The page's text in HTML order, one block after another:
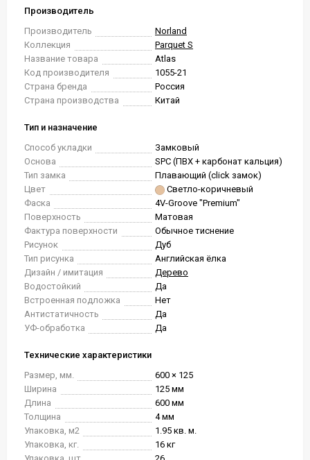
Производитель
Производитель
Norland
Коллекция
Parquet S
Название товара
Atlas
Код производителя
1055-21
Страна бренда
Россия
Страна производства
Китай
Тип и назначение
Способ укладки
Замковый
Основа
SPC (ПВХ + карбонат кальция)
Тип замка
Плавающий (click замок)
Цвет
Светло-коричневый
Фаска
4V-Groove "Premium"
Поверхность
Матовая
Фактура поверхности
Обычное тиснение
Рисунок
Дуб
Тип рисунка
Английская ёлка
Дизайн / имитация
Дерево
Водостойкий
Да
Встроенная подложка
Нет
Антистатичность
Да
УФ-обработка
Да
Технические характеристики
Размер, мм.
600 × 125
Ширина
125 мм
Длина
600 мм
Толщина
4 мм
Упаковка, м2
1.95 кв. м.
Упаковка, кг.
16 кг